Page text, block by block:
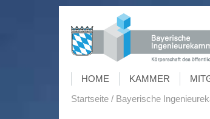
HOME KAMMER
Startseite
Bayerische